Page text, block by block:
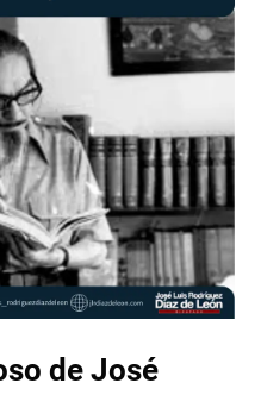
de José